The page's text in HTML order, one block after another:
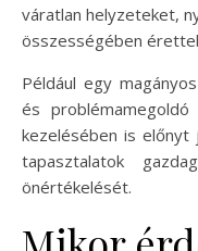
váratlan helyzeteket,
összességében
Például egy
és
kezelésében is
tapasztalatok
önértékelését.